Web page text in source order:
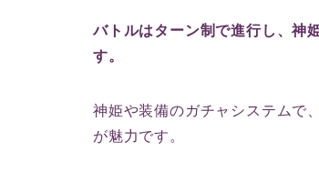
バトルはターン制で進行し、神
す。
神姫や装備のガチャシステムで
が魅力です。